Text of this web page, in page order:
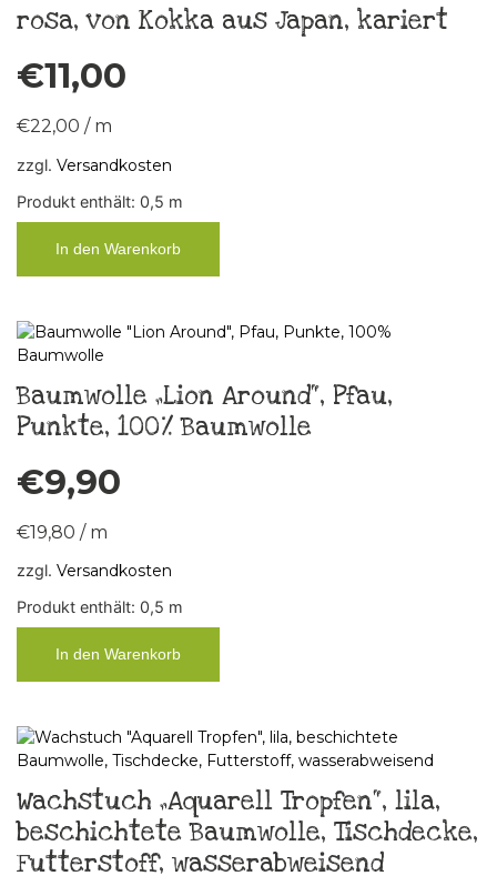
rosa, von Kokka aus Japan, kariert
€11,00
€22,00 / m
zzgl. Versandkosten
Produkt enthält: 0,5 m
In den Warenkorb
Baumwolle „Lion Around“, Pfau,
Punkte, 100% Baumwolle
€9,90
€19,80 / m
zzgl. Versandkosten
Produkt enthält: 0,5 m
In den Warenkorb
Wachstuch „Aquarell Tropfen“, lila,
beschichtete Baumwolle, Tischdecke,
Futterstoff, wasserabweisend